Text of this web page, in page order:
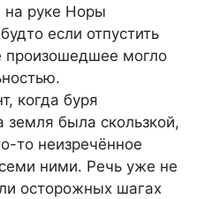
на руке Норы
если отпустить
произошедшее могло
когда буря
земля была скользкой,
то неизречённое
ними. Речь уже не
осторожных шагах